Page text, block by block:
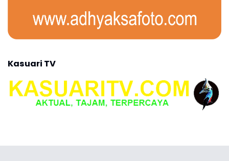
Kasuari TV